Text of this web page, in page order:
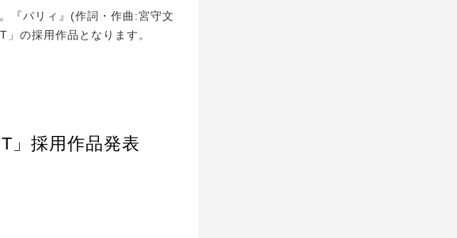
『パリィ』(作詞・作曲:宮守文
の採用作品となります。
」採用作品発表